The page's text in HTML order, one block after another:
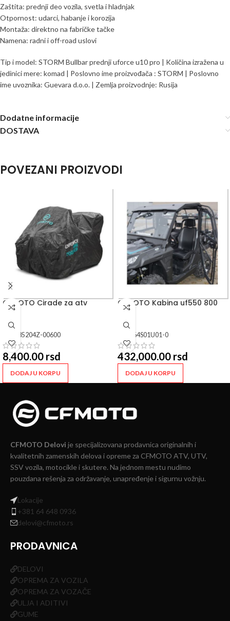
Zaštita: prednji deo vozila, svetla i hladnjak
Otpornost: udarci, habanje i korozija
Montaža: direktno na fabričke tačke
Namena: radni i off-road uslovi
Tip i model: STORM Bullbar prednji uforce u10 pro | Količina izražena u
jedinici mere: komad | Poslovno ime proizvođača : STORM | Poslovno
ime uvoznika: Guevara d.o.o. | Zemlja proizvodnje: Rusija
Dodatne informacije
DOSTAVA
POVEZANI PROIZVODI
CFMOTO Cirade za atv
85204Z-00600
8,400.00 rsd
DODAJ U KORPU
CFMOTO Kabina uf550 800
64S01U01-0
432,000.00 rsd
DODAJ U KORPU
CFMOTO Delovi je specijalizovana prodavnica originalnih i
kvalitetnih zamenskih delova i opreme za CFMOTO ATV, UTV,
SSV vozila, motocikle i skutere. Na jednom mestu nudimo
pouzdana rešenja za održavanje, unapređenje i sigurnu vožnju.
Lokacije
+381 64 648 0936
delovi@cfmoto.rs
PRODAVNICA
DELOVI
OPREMA ZA VOZILA
OPREMA ZA VOZAČE
ULJA I ADITIVI
GUME